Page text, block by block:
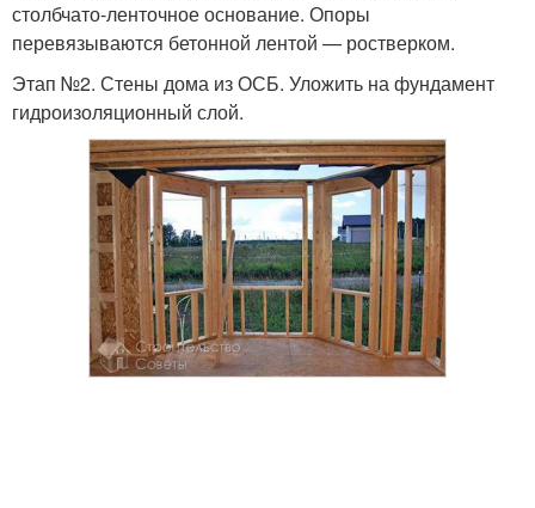
столбчато-ленточное основание. Опоры
перевязываются бетонной лентой — ростверком.
Этап №2. Стены дома из ОСБ. Уложить на фундамент
гидроизоляционный слой.